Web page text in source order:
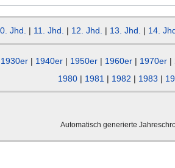
Jhd. | 11. Jhd. | 12. Jhd. | 13. Jhd. | 14.
1930er | 1940er | 1950er | 1960er | 1970er |
1980| 1981 | 1982 | 1983 |
Automatisch generierte